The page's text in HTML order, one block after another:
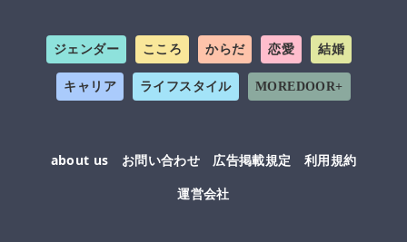
ジェンダー こころ からだ 恋愛 結婚
キャリア ライフスタイル MOREDOOR+
about us お問い合わせ 広告掲載規定
利用規約
運営会社